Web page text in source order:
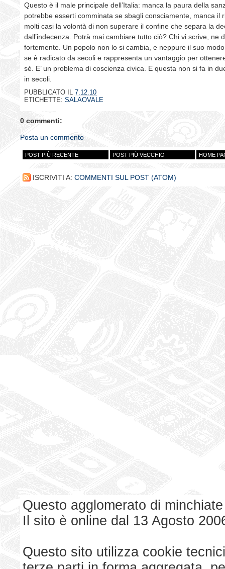
Questo è il male principale dell’Italia: manca la paura della
potrebbe esserti comminata se sbagli consciamente, manca il
molti casi la volontà di non superare il confine che separa la
dall’indecenza. Potrà mai cambiare tutto ciò? Chi vi scrive, ne
fortemente. Un popolo non lo si cambia, e neppure il suo
se è radicato da secoli e rappresenta un vantaggio per
sé. E’ un problema di coscienza civica. E questa non si fa in
in secoli.
PUBBLICATO IL 7.12.10
ETICHETTE: SALAOVALE
0 commenti:
Posta un commento
POST PIÙ RECENTE POST PIÙ VECCHIO HOME
ISCRIVITI A: COMMENTI SUL POST (ATOM)
Questo agglomerato di
Il sito è online dal 13 Agosto
Questo sito utilizza cookie